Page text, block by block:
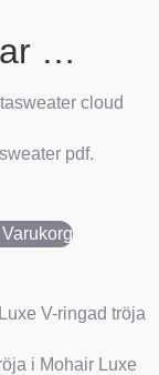
…
pdf.
i Mohair Luxe